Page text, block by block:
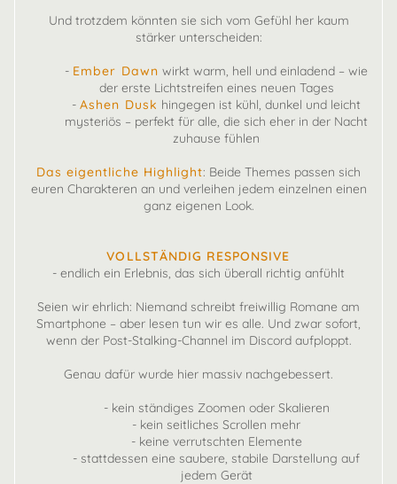
Und trotzdem könnten sie sich vom Gefühl her kaum
stärker unterscheiden:
- Ember Dawn wirkt warm, hell und einladend – wie
der erste Lichtstreifen eines neuen Tages
-Ashen Dusk hingegen ist kühl, dunkel und leicht
mysteriös – perfekt für alle, die sich eher in der Nacht
zuhause fühlen
Das eigentliche Highlight: Beide Themes passen sich
euren Charakteren an und verleihen jedem einzelnen einen
ganz eigenen Look.
VOLLSTÄNDIG RESPONSIVE
- endlich ein Erlebnis, das sich überall richtig anfühlt
Seien wir ehrlich: Niemand schreibt freiwillig Romane am
Smartphone – aber lesen tun wir es alle. Und zwar sofort,
wenn der Post-Stalking-Channel im Discord aufploppt.
Genau dafür wurde hier massiv nachgebessert.
- kein ständiges Zoomen oder Skalieren
- kein seitliches Scrollen mehr
- keine verrutschten Elemente
- stattdessen eine saubere, stabile Darstellung auf
jedem Gerät